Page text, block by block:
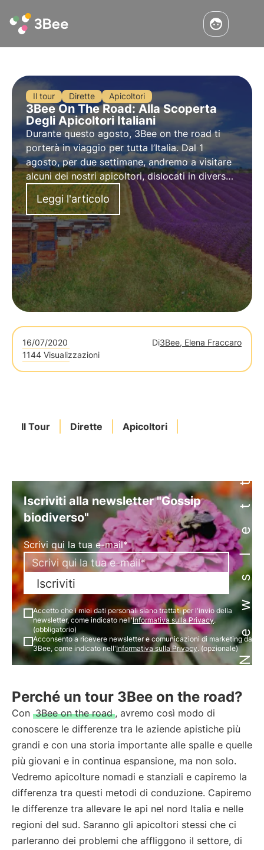
Il tour Dirette Apicoltori
3Bee On The Road: Alla Scoperta
Degli Apicoltori Italiani
Durante questo agosto, 3Bee on the road ti
porterà in viaggio per tutta l’Italia. Dal 1
agosto, per due settimane, andremo a visitare
alcuni dei nostri apicoltori, dislocati in diverse
regioni d’Italia, per scoprire le loro realtà e
avvicinarci ancora di più all’incredibile mondo
delle api.
Leggi l'articolo
16/07/2020 Di3Bee, Elena Fraccaro
1144 Visualizzazioni
Il Tour Dirette Apicoltori Newsletter
Iscriviti alla newsletter "Gossip
biodiverso"
Scrivi qui la tua e-mail*
Iscriviti
Accetto che i miei dati personali siano trattati per l'invio della
newsletter, come indicato nell'Informativa sulla Privacy.
(obbligatorio)
Acconsento a ricevere newsletter e comunicazioni di marketing da
3Bee, come indicato nell'Informativa sulla Privacy. (opzionale)
Perché un tour 3Bee on the road?
Con 3Bee on the road , avremo così modo di
conoscere le differenze tra le aziende apistiche più
grandi e con una storia importante alle spalle e quelle
più giovani e in continua espansione, ma non solo.
Vedremo apicolture nomadi e stanziali e capiremo la
differenza tra questi metodi di conduzione. Capiremo
le differenze tra allevare le api nel nord Italia e nelle
regioni del sud. Saranno gli apicoltori stessi che ci
parleranno dei problemi che affliggono il settore, di